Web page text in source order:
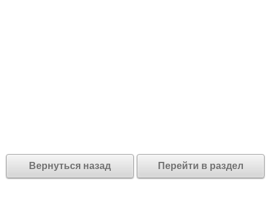
Вернуться назад Перейти в раздел